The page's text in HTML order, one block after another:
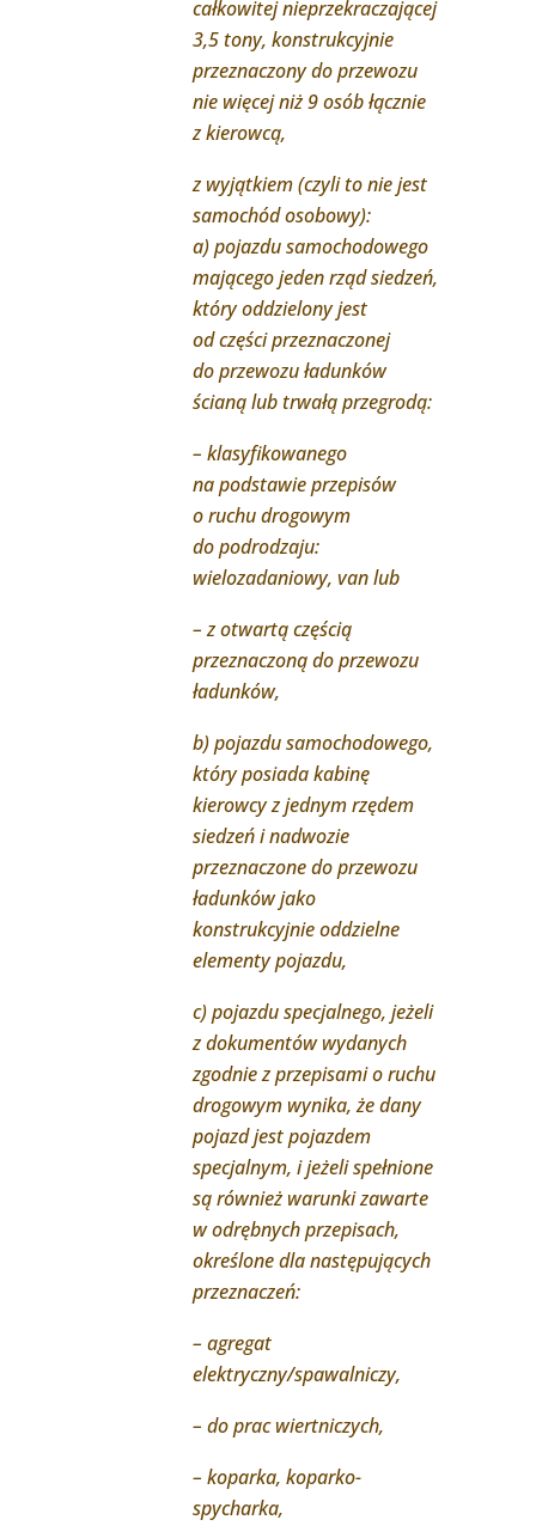
całkowitej nieprzekraczającej
3,5 tony, konstrukcyjnie
przeznaczony do przewozu
nie więcej niż 9 osób łącznie
z kierowcą,
z wyjątkiem (czyli to nie jest
samochód osobowy):
a) pojazdu samochodowego
mającego jeden rząd siedzeń,
który oddzielony jest
od części przeznaczonej
do przewozu ładunków
ścianą lub trwałą przegrodą:
– klasyfikowanego
na podstawie przepisów
o ruchu drogowym
do podrodzaju:
wielozadaniowy, van lub
– z otwartą częścią
przeznaczoną do przewozu
ładunków,
b) pojazdu samochodowego,
który posiada kabinę
kierowcy z jednym rzędem
siedzeń i nadwozie
przeznaczone do przewozu
ładunków jako
konstrukcyjnie oddzielne
elementy pojazdu,
c) pojazdu specjalnego, jeżeli
z dokumentów wydanych
zgodnie z przepisami o ruchu
drogowym wynika, że dany
pojazd jest pojazdem
specjalnym, i jeżeli spełnione
są również warunki zawarte
w odrębnych przepisach,
określone dla następujących
przeznaczeń:
– agregat
elektryczny/spawalniczy,
– do prac wiertniczych,
– koparka, koparko-
spycharka,